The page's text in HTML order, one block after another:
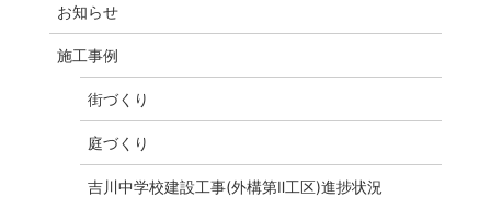
お知らせ
施工事例
街づくり
庭づくり
吉川中学校建設工事(外構第Ⅱ工区)進捗状況